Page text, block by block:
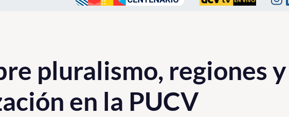
pluralismo, regiones y
en la PUCV